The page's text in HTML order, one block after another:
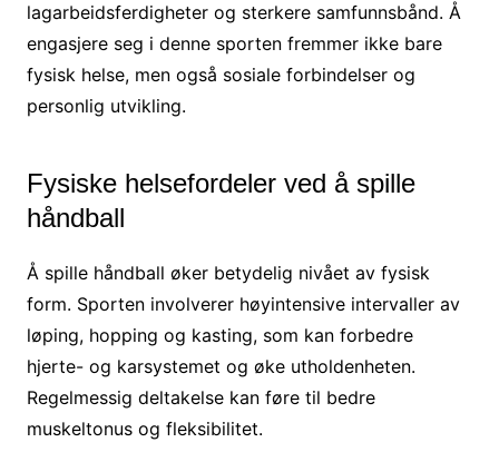
lagarbeidsferdigheter og sterkere samfunnsbånd. Å
engasjere seg i denne sporten fremmer ikke bare
fysisk helse, men også sosiale forbindelser og
personlig utvikling.
Fysiske helsefordeler ved å spille
håndball
Å spille håndball øker betydelig nivået av fysisk
form. Sporten involverer høyintensive intervaller av
løping, hopping og kasting, som kan forbedre
hjerte- og karsystemet og øke utholdenheten.
Regelmessig deltakelse kan føre til bedre
muskeltonus og fleksibilitet.